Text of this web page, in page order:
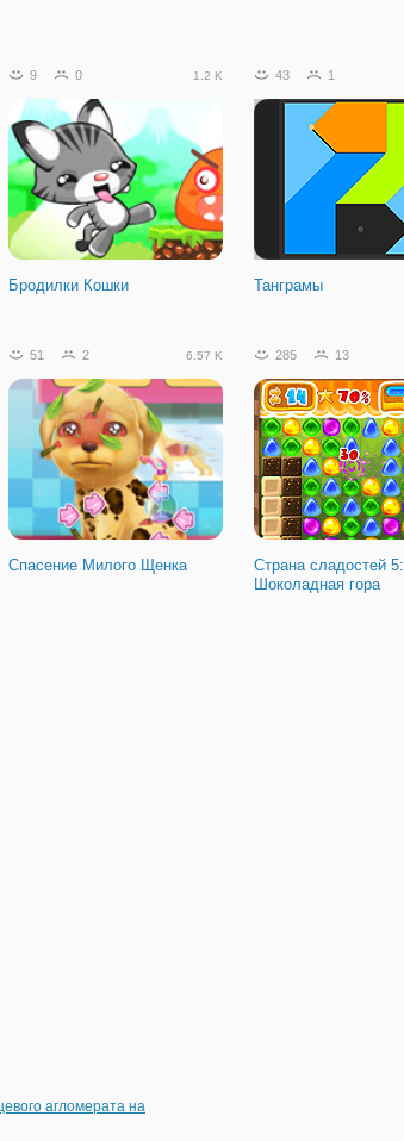
9 0 1.2 K
Бродилки Кошки
43 1
Танграмы
51 2 6.57 K
Спасение Милого Щенка
285 13
Страна сладостей 5:
Шоколадная гора
агломерата на